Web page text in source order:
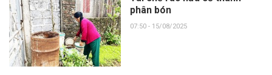
phân bón
07:50 - 15/08/2025